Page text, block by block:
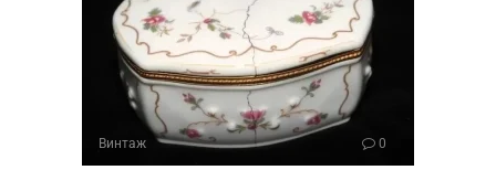
Винтаж 0